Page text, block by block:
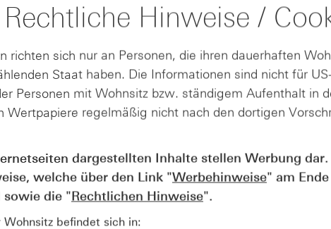
AUGUST
04
Der Blick ins Kleingedruckte:
Kündigungen bei Derivaten -
vom 04.08.2026
Rechtliche Hinweise /
richten sich nur an Personen, die ihren dauerhaften
Staat haben. Die Informationen sind nicht für
Personen mit Wohnsitz bzw. ständigem Aufenthalt in
Wertpapiere regelmäßig nicht nach den dortigen
dargestellten Inhalte stellen Werbung
welche über den Link "Werbehinweise" am
sowie die "Rechtlichen Hinweise".
Wohnsitz befindet sich in: